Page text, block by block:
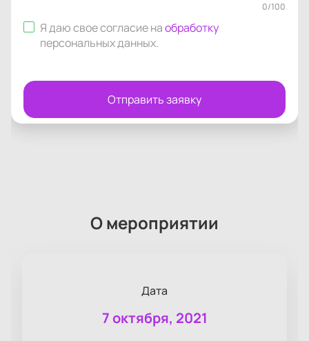
0/100
Я даю свое согласие наобработку
персональных данных.
Отправить заявку
О мероприятии
Дата
7 октября, 2021